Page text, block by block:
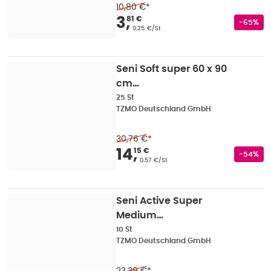
10,80 €*
Verkaufspreis 3,81 €
3,
81 €
Grundpreis
0.25 €/St
-65%
Seni Soft super 60 x 90
cm
Bettschutzunterlagen
Unisex 25er Pack 25 St
25 St
TZMO Deutschland GmbH
30,76 €*
Verkaufspreis 14,15
14,
15 €
Grundpreis
0.57 €/St
-54%
Seni Active Super
Medium
Inkontinenzpants, 80 -
110 cm, 1400 ml 10 St
10 St
TZMO Deutschland GmbH